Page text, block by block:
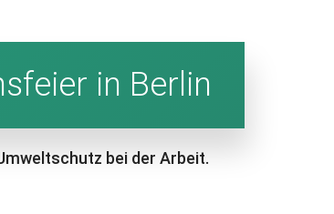
in Berlin
bei der Arbeit.